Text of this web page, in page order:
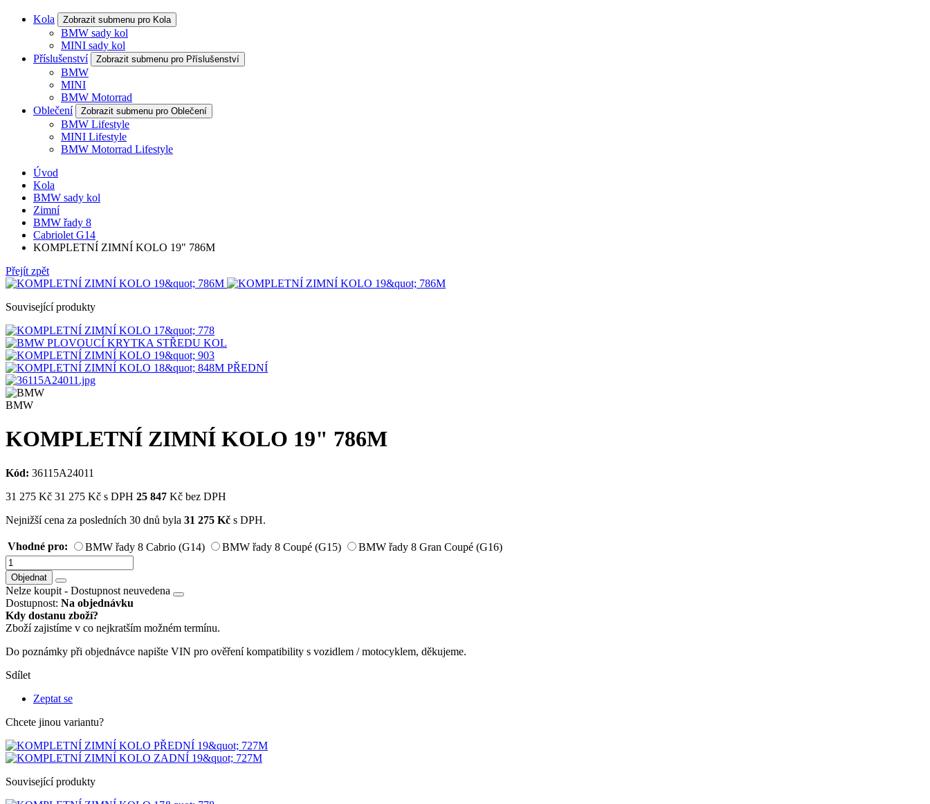
Kola Zobrazit submenu pro Kola
BMW sady kol
MINI sady kol
Příslušenství
Zobrazit submenu pro Příslušenství
BMW
MINI
BMW Motorrad
Oblečení
Zobrazit submenu pro Oblečení
BMW Lifestyle
MINI Lifestyle
BMW Motorrad Lifestyle
Úvod
Kola
BMW sady kol
Zimní
BMW řady 8
Cabriolet G14
KOMPLETNÍ ZIMNÍ KOLO 19" 786M
Přejít zpět
Související produkty
BMW
KOMPLETNÍ ZIMNÍ KOLO 19" 786M
Kód: 36115A24011
31 275 Kč 31 275 Kč s DPH 25 847 Kč bez DPH
Nejnižší cena za posledních 30 dnů byla 31 275 Kč s DPH.
Vhodné pro: BMW řady 8 Cabrio (G14) BMW řady 8 Coupé (G15) BMW řady 8 Gran Coupé (G16)
Objednat
Nelze koupit - Dostupnost neuvedena
Dostupnost: Na objednávku
Kdy dostanu zboží?
Zboží zajistíme v co nejkratším možném termínu.
Do poznámky při objednávce napište VIN pro ověření kompatibility s vozidlem / motocyklem, děkujeme.
Sdílet
Zeptat se
Chcete jinou variantu?
Související produkty